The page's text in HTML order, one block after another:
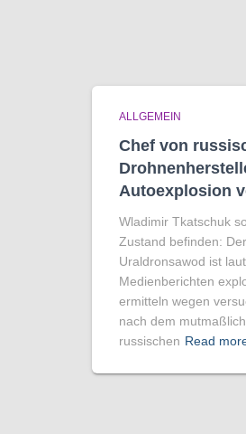
ALLGEMEIN
Chef von
Autoexplosion
Wladimir Tkatschuk
Zustand befinden:
Uraldronsawod ist
Medienberichten
ermitteln wegen
nach dem
russischen Read